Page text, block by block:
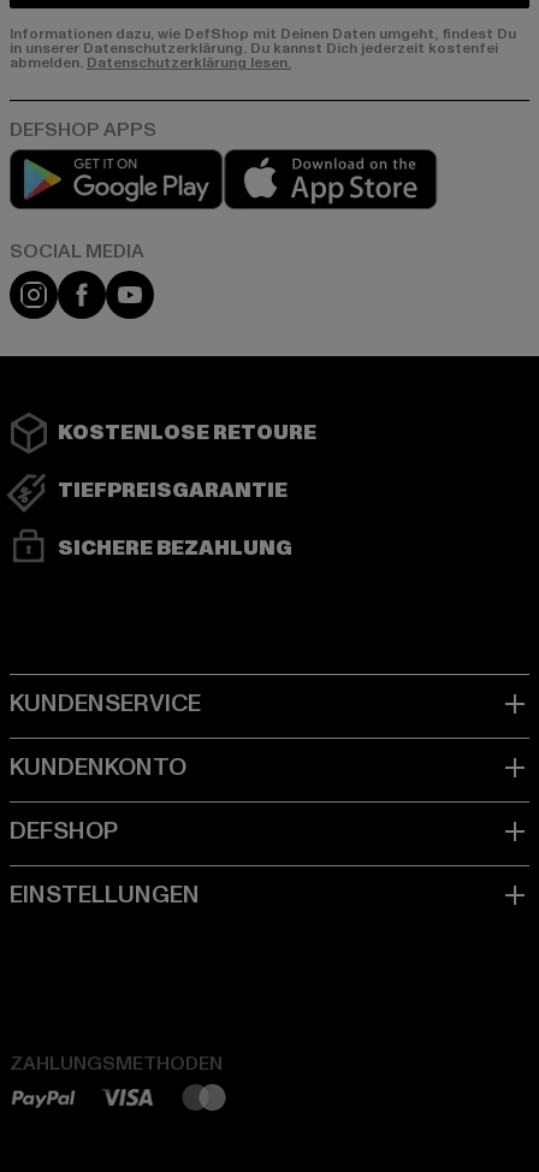
Informationen dazu, wie DefShop mit Deinen Daten umgeht, findest Du
in unserer Datenschutzerklärung. Du kannst Dich jederzeit kostenfei
abmelden. Datenschutzerklärung lesen.
Play market
Instagram
FacebookYouTube
KOSTENLOSE RETOURE
TIEFPREISGARANTIE
SICHERE BEZAHLUNG
ZAHLUNGSMETHODEN